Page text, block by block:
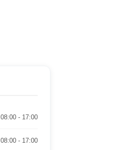
08:00 - 17:00
08:00 - 17:00